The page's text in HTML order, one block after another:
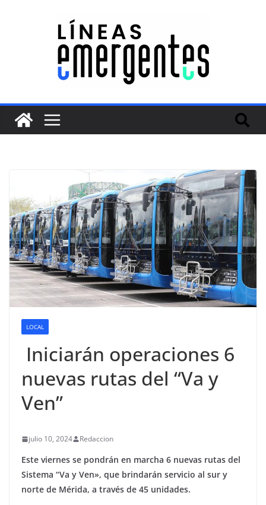
LOCAL
Iniciarán operaciones 6
nuevas rutas del “Va y
Ven”
julio 10, 2024 Redaccion
Este viernes se pondrán en marcha 6 nuevas rutas del
Sistema “Va y Ven», que brindarán servicio al sur y
norte de Mérida, a través de 45 unidades.